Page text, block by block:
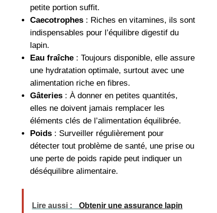
petite portion suffit.
Caecotrophes: Riches en vitamines, ils sont
indispensables pour l’équilibre digestif du
lapin.
Eau fraîche: Toujours disponible, elle assure
une hydratation optimale, surtout avec une
alimentation riche en fibres.
Gâteries: À donner en petites quantités,
elles ne doivent jamais remplacer les
éléments clés de l’alimentation équilibrée.
Poids: Surveiller régulièrement pour
détecter tout problème de santé, une prise ou
une perte de poids rapide peut indiquer un
déséquilibre alimentaire.
Lire aussi : Obtenir une assurance lapin